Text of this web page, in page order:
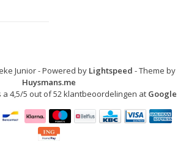
Junior- Powered by Lightspeed - Theme by
Huysmans.me
a 4,5/5 out of52klantbeoordelingen at Google